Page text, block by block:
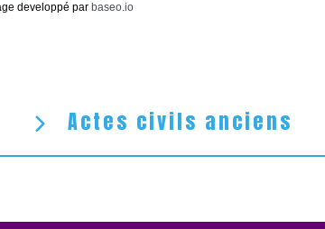
developpé par baseo.io
Actes civils anciens